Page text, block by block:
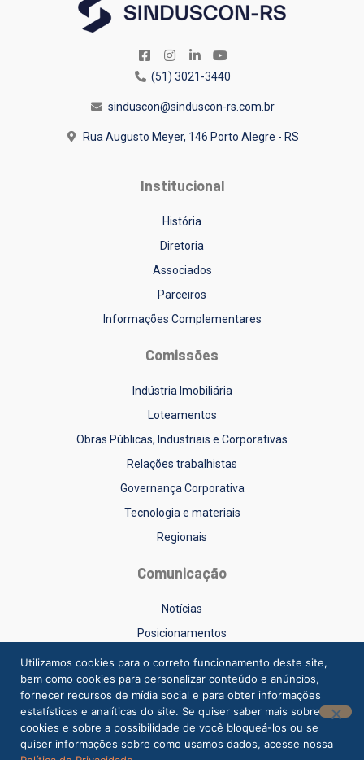
(51) 3021-3440
sinduscon@sinduscon-rs.com.br
Rua Augusto Meyer, 146 Porto Alegre - RS
Institucional
História
Diretoria
Associados
Parceiros
Informações Complementares
Comissões
Indústria Imobiliária
Loteamentos
Obras Públicas, Industriais e Corporativas
Relações trabalhistas
Governança Corporativa
Tecnologia e materiais
Regionais
Comunicação
Notícias
Posicionamentos
Sinduscon-RS na Mídia
Vídeos
Utilizamos cookies para o correto funcionamento deste site,
bem como cookies para personalizar conteúdo e anúncios,
fornecer recursos de mídia social e para obter informações
estatísticas e analíticas do site. Se quiser saber mais sobre
cookies e sobre a possibilidade de você bloqueá-los ou se
quiser informações sobre como usamos dados, acesse nossa